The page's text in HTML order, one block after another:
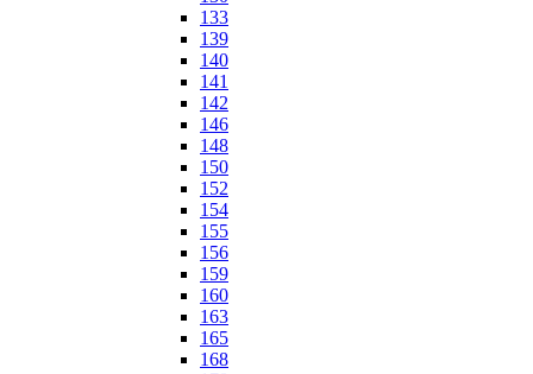
133
139
140
141
142
146
148
150
152
154
155
156
159
160
163
165
168